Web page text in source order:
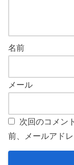
名前
メール
次回のコメン
前、メールアド